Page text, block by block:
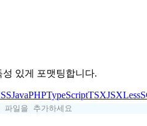
있게 포맷팅합니다.
JavaPHPTypeScriptTSXJSXLess
일을 추가하세요